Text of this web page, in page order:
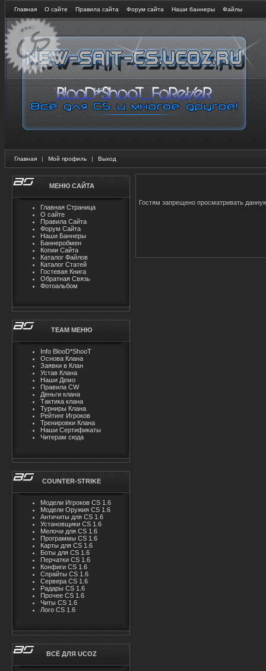
Главная О сайте Правила сайта Форум сайта Наши баннеры Файлы
Главная | Мой профиль | Выход
МЕНЮ САЙТА
Главная Страница
О сайте
Правила Сайта
Форум Сайта
Наши Баннеры
Баннеробмен
Копии Сайта
Каталог Файлов
Каталог Статей
Гостевая Книга
Обратная Связь
Фотоальбом
TEAM MЕНЮ
Info BlooD*ShooT
Основа Клана
Заявки в Клан
Устав Клана
Наши Демо
Правила CW
Деньги клана
Тактика клана
Турниры Клана
Рейтинг Игроков
Тренировки Клана
Наши Сертификаты
Читерам сюда
COUNTER-STRIKE
Модели Игроков CS 1.6
Модели Оружия CS 1.6
Античиты для CS 1.6
Установщики CS 1.6
Мелочи для CS 1.6
Программы CS 1.6
Карты для CS 1.6
Боты для CS 1.6
Перчатки CS 1.6
Конфиги CS 1.6
Спрайты CS 1.6
Сервера CS 1.6
Радары CS 1.6
Прочее CS 1.6
Читы CS 1.6
Лого CS 1.6
ВСЁ ДЛЯ UCOZ
Гостям запрещено просматривать